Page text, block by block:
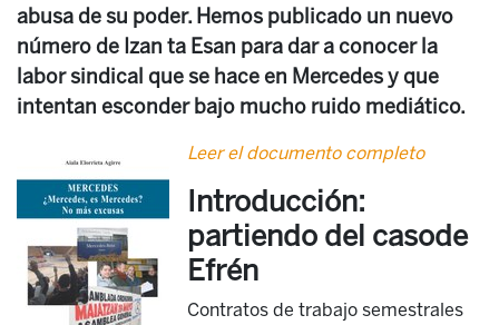
abusa de su poder. Hemos publicado un nuevo
número de Izan ta Esan para dar a conocer la
labor sindical que se hace en Mercedes y que
intentan esconder bajo mucho ruido mediático.
Leer el documento completo
Introducción:
partiendo del casode
Efrén
Contratos de trabajo semestrales